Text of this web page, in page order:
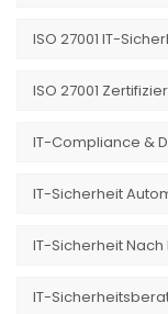
ISO 27001 IT-
ISO 27001
IT-Compliance &
IT-Sicherheit
IT-Sicherheit
IT-